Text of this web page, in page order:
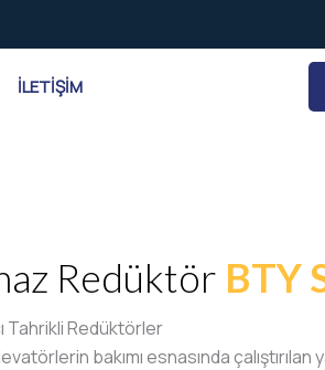
İLETIŞIM
Redüktör BTY
Tahrikli Redüktörler
bakımı esnasında